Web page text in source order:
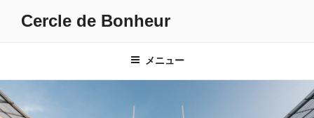
へ
ス
Cercle de Bonheur
メニュー